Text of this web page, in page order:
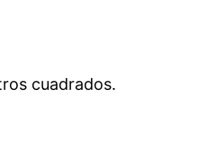
cuadrados.